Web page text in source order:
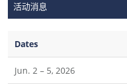
活动消息
Dates
Jun. 2 – 5, 2026